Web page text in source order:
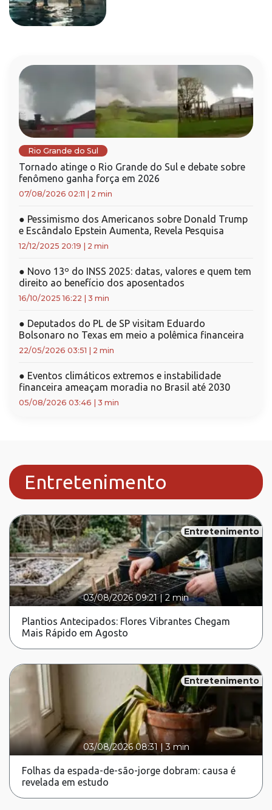
Rio Grande do Sul
Tornado atinge o Rio Grande do Sul e debate sobre
fenômeno ganha força em 2026
07/08/2026 02:11 2 min
● Pessimismo dos Americanos sobre Donald Trump
e Escândalo Epstein Aumenta, Revela Pesquisa
12/12/2025 20:19 2 min
● Novo 13º do INSS 2025: datas, valores e quem tem
direito ao benefício dos aposentados
16/10/2025 16:22 3 min
● Deputados do PL de SP visitam Eduardo
Bolsonaro no Texas em meio a polêmica financeira
22/05/2026 03:51 2 min
● Eventos climáticos extremos e instabilidade
financeira ameaçam moradia no Brasil até 2030
05/08/2026 03:46 3 min
Entretenimento
Entretenimento
03/08/2026 09:21|2 min
Plantios Antecipados: Flores Vibrantes Chegam
Mais Rápido em Agosto
Entretenimento
03/08/2026 08:31 |3 min
Folhas da espada-de-são-jorge dobram: causa é
revelada em estudo